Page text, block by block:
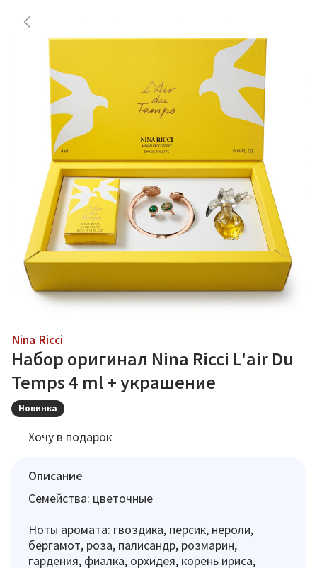
Nina Ricci
Набор оригинал Nina Ricci L'air Du
Temps 4 ml + украшение
Новинка
Хочу в подарок
Описание
Семейства: цветочные
Ноты аромата: гвоздика, персик, нероли,
бергамот, роза, палисандр, розмарин,
гардения, фиалка, орхидея, корень ириса,